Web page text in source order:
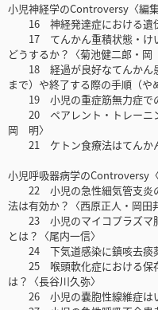
小児神経学のControversy〈編
16 神経発達症における遺伝
17 てんかん重積状態・けい
どうするか？〈菊池健二郎・岡
18 経過が良好なてんかん患
まで）や終了する際の手順（や
19 小児の重症筋無力症での
20 ペアレント・トレーニン
岡 明〉
21 ケトン食療法はてんかん
小児呼吸器病学のControversy
22 小児の急性細気管支炎の
法は有効か？〈西原正人・岡田
23 小児のマイコプラズマ肺
とは？〈尾内一信〉
24 下気道感染に鎮咳去痰
25 喉頭軟化症における保存
は？〈長谷川久弥〉
26 小児の嚢胞性線維症は